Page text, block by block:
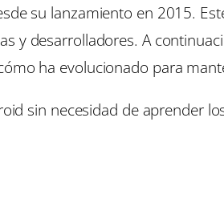
su lanzamiento en 2015.
y desarrolladores. A
ha evolucionado para
sin necesidad de aprender